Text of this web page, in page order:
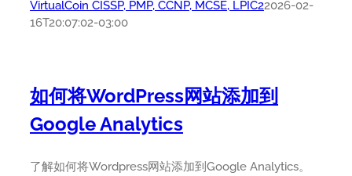
VirtualCoin CISSP, PMP, CCNP, MCSE, LPIC22026-02-
16T20:07:02-03:00
如何将WordPress网站添加到
Google Analytics
了解如何将Wordpress网站添加到Google Analytics。